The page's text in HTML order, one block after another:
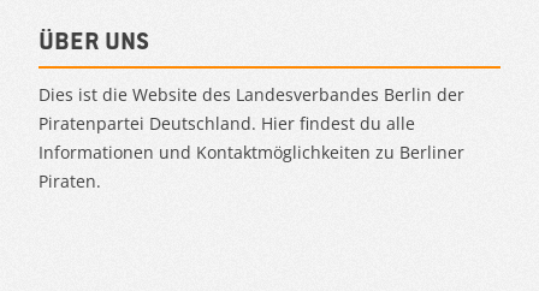
Über uns
Dies ist die Website des Landesverbandes Berlin der
Piratenpartei Deutschland. Hier findest du alle
Informationen und Kontaktmöglichkeiten zu Berliner
Piraten.